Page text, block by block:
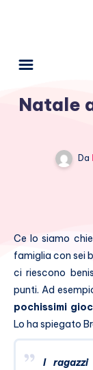
Natale
Da
Ce lo siamo
famiglia con sei
ci riescono
punti. Ad
pochissimi
Lo ha spiegato
I